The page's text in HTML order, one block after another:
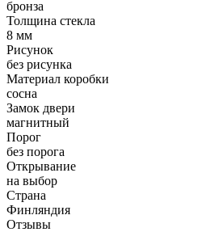
бронза
Толщина стекла
8 мм
Рисунок
без рисунка
Материал коробки
сосна
Замок двери
магнитный
Порог
без порога
Открывание
на выбор
Страна
Финляндия
Отзывы